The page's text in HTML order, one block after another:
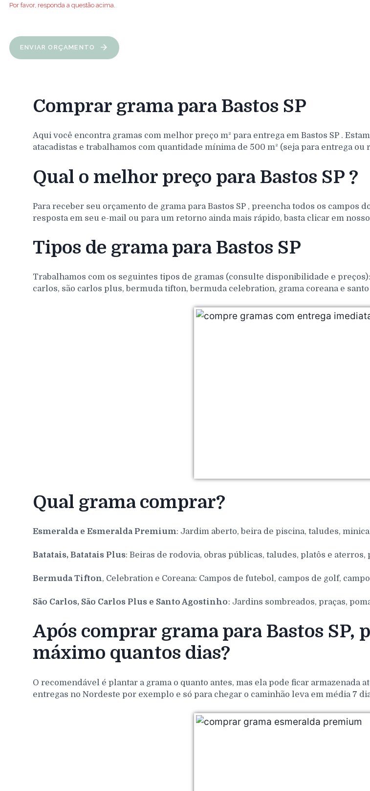
Por favor, responda a questão acima.
ENVIAR ORÇAMENTO
Comprar grama para Bastos SP
Aqui você encontra gramas com melhor preço m² para entrega em Bastos SP .
atacadistas e trabalhamos com quantidade mínima de 500 m² (seja para entrega ou
Qual o melhor preço para Bastos SP ?
Para receber seu orçamento de grama para Bastos SP , preencha todos os campos
resposta em seu e-mail ou para um retorno ainda mais rápido, basta clicar em nosso
Tipos de grama para Bastos SP
Trabalhamos com os seguintes tipos de gramas (consulte disponibilidade e
carlos, são carlos plus, bermuda tifton, bermuda celebration, grama coreana e
Qual grama comprar?
Esmeralda e Esmeralda Premium: Jardim aberto, beira de piscina, taludes,
Batatais, Batatais Plus: Beiras de rodovia, obras públicas, taludes, platôs e
Bermuda Tifton, Celebration e Coreana: Campos de futebol, campos de golf,
São Carlos, São Carlos Plus e Santo Agostinho: Jardins sombreados, praças,
Após comprar grama para Bastos SP,
máximo quantos dias?
O recomendável é plantar a grama o quanto antes, mas ela pode ficar armazenada
entregas no Nordeste por exemplo e só para chegar o caminhão leva em média 7